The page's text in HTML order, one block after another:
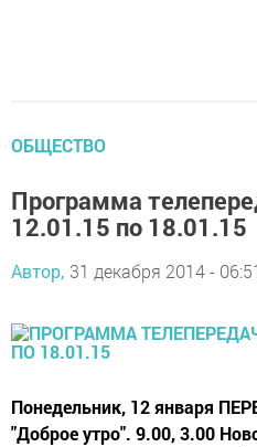
ОБЩЕСТВО
Программа
12.01.15 по 18.01.15
Автор, 31 декабря 2014 -
Понедельник, 12 января
"Доброе утро". 9.00, 3.00